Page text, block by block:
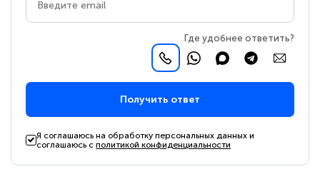
Где удобнее ответить?
Получить ответ
Я соглашаюсь на обработку персональных данных и
соглашаюсь сполитикой конфиденциальности